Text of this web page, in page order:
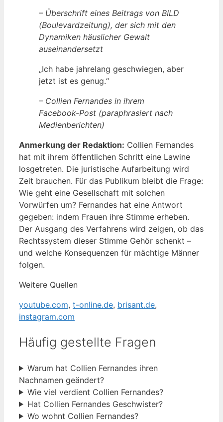
– Überschrift eines Beitrags von BILD
(Boulevardzeitung), der sich mit den
Dynamiken häuslicher Gewalt
auseinandersetzt
„Ich habe jahrelang geschwiegen, aber
jetzt ist es genug.“
– Collien Fernandes in ihrem
Facebook-Post (paraphrasiert nach
Medienberichten)
Anmerkung der Redaktion: Collien Fernandes
hat mit ihrem öffentlichen Schritt eine Lawine
losgetreten. Die juristische Aufarbeitung wird
Zeit brauchen. Für das Publikum bleibt die Frage:
Wie geht eine Gesellschaft mit solchen
Vorwürfen um? Fernandes hat eine Antwort
gegeben: indem Frauen ihre Stimme erheben.
Der Ausgang des Verfahrens wird zeigen, ob das
Rechtssystem dieser Stimme Gehör schenkt –
und welche Konsequenzen für mächtige Männer
folgen.
Weitere Quellen
youtube.com, t-online.de, brisant.de,
instagram.com
Häufig gestellte Fragen
Warum hat Collien Fernandes ihren
Nachnamen geändert?
Wie viel verdient Collien Fernandes?
Hat Collien Fernandes Geschwister?
Wo wohnt Collien Fernandes?